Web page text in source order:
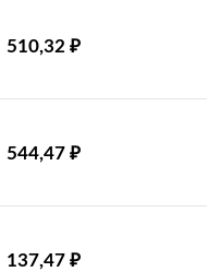
510,32 ₽
544,47 ₽
137,47 ₽